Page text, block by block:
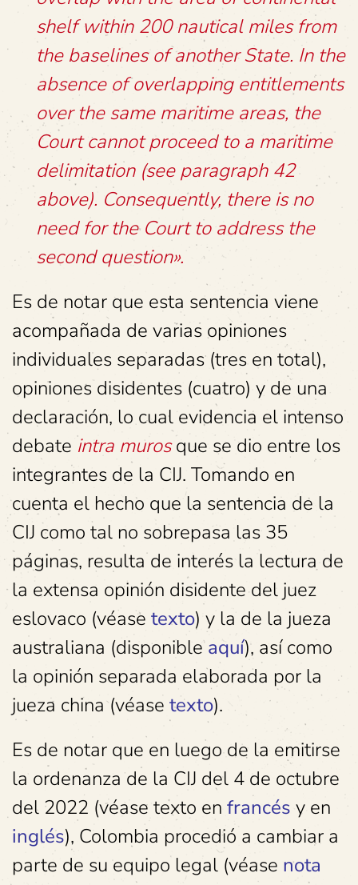
shelf within 200 nautical miles from
the baselines of another State. In the
absence of overlapping entitlements
over the same maritime areas, the
Court cannot proceed to a maritime
delimitation (see paragraph 42
above). Consequently, there is no
need for the Court to address the
second question».
Es de notar que esta sentencia viene
acompañada de varias opiniones
individuales separadas (tres en total),
opiniones disidentes (cuatro) y de una
declaración, lo cual evidencia el intenso
debate intra murosque se dio entre los
integrantes de la CIJ. Tomando en
cuenta el hecho que la sentencia de la
CIJ como tal no sobrepasa las 35
páginas, resulta de interés la lectura de
la extensa opinión disidente del juez
eslovaco (véase texto) y la de la jueza
australiana (disponibleaquí), así como
la opinión separada elaborada por la
jueza china (véase texto).
Es de notar que en luego de la emitirse
la ordenanza de la CIJ del 4 de octubre
del 2022 (véase texto en francés y en
inglés), Colombia procedió a cambiar a
parte de su equipo legal (véase nota